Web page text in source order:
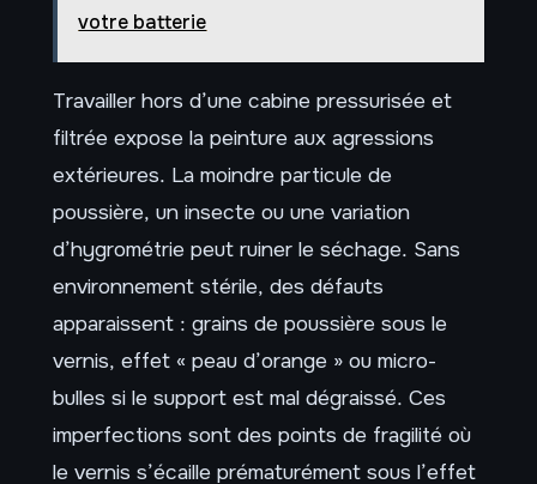
votre batterie
Travailler hors d’une cabine pressurisée et
filtrée expose la peinture aux agressions
extérieures. La moindre particule de
poussière, un insecte ou une variation
d’hygrométrie peut ruiner le séchage. Sans
environnement stérile, des défauts
apparaissent : grains de poussière sous le
vernis, effet « peau d’orange » ou micro-
bulles si le support est mal dégraissé. Ces
imperfections sont des points de fragilité où
le vernis s’écaille prématurément sous l’effet